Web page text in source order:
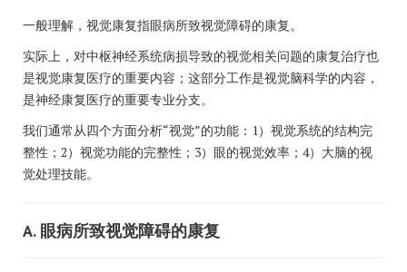
一般理解，视觉康复指眼病所致视觉障碍的康复。
实际上，对中枢神经系统病损导致的视觉相关问题的康复治疗也
是视觉康复医疗的重要内容；这部分工作是视觉脑科学的内容，
是神经康复医疗的重要专业分支。
我们通常从四个方面分析“视觉”的功能：1）视觉系统的结构完
整性；2）视觉功能的完整性；3）眼的视觉效率；4）大脑的视
觉处理技能。
A. 眼病所致视觉障碍的康复